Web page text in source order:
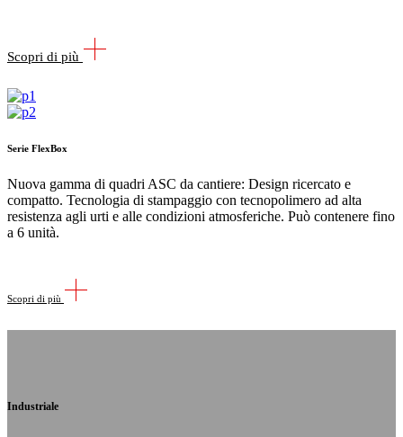
Scopri di più
Serie FlexBox
Nuova gamma di quadri ASC da cantiere: Design ricercato e
compatto. Tecnologia di stampaggio con tecnopolimero ad alta
resistenza agli urti e alle condizioni atmosferiche. Può contenere fino
a 6 unità.
Scopri di più
Industriale